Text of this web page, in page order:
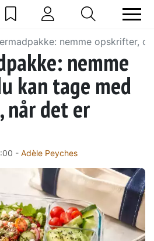
nemme opskrifter,
nemme
kan tage med
når det er
- Adèle Peyches